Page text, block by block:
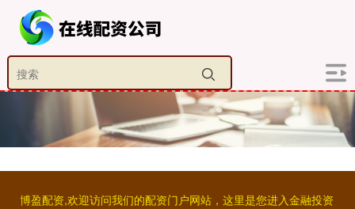
博盈配资,欢迎访问我们的配资门户网站，这里是您进入金融投资